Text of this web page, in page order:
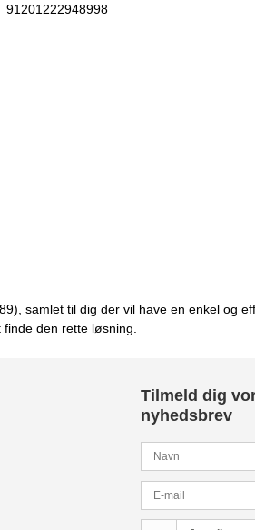
91201222948998
samlet til dig der vil have en enkel og
den rette løsning.
Tilmeld dig
nyhedsbrev